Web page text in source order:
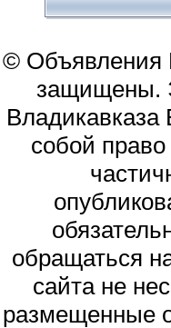
© Объявления
защищены.
Владикавказа
собой
обращаться
сайта не
размещенные